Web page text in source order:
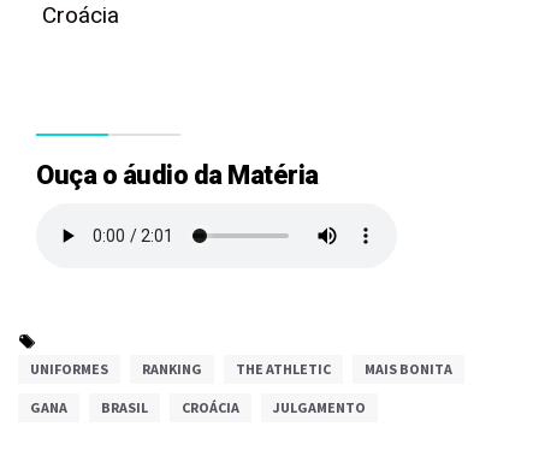
Croácia
Ouça o áudio da Matéria
UNIFORMES RANKING THE ATHLETIC MAIS BONITA
GANA BRASIL CROÁCIA JULGAMENTO